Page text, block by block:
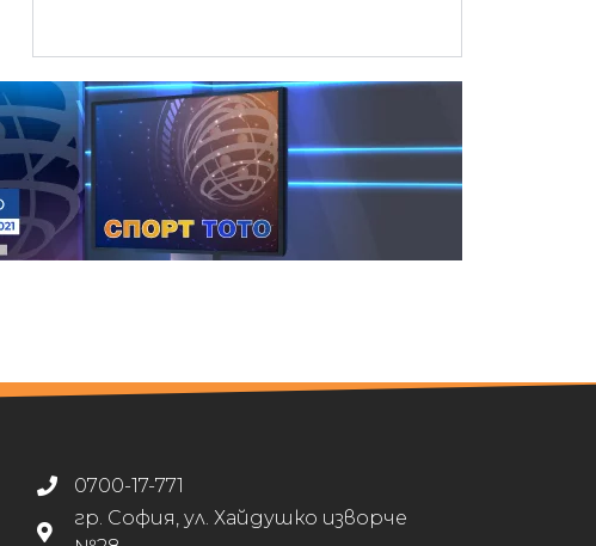
0700-17-771
гр. София, ул. Хайдушко изворче